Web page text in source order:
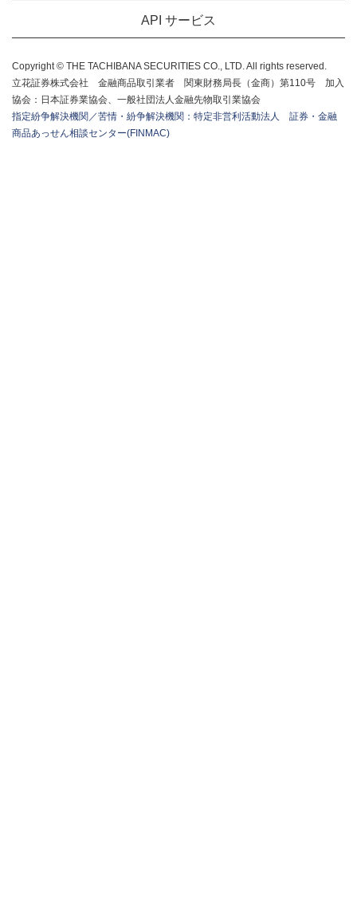
API サービス
Copyright © THE TACHIBANA SECURITIES CO., LTD. All rights reserved.
立花証券株式会社 金融商品取引業者 関東財務局長（金商）第110号 加入
協会：日本証券業協会、一般社団法人金融先物取引業協会
指定紛争解決機関／苦情・紛争解決機関：特定非営利活動法人 証券・金融
商品あっせん相談センター(FINMAC)